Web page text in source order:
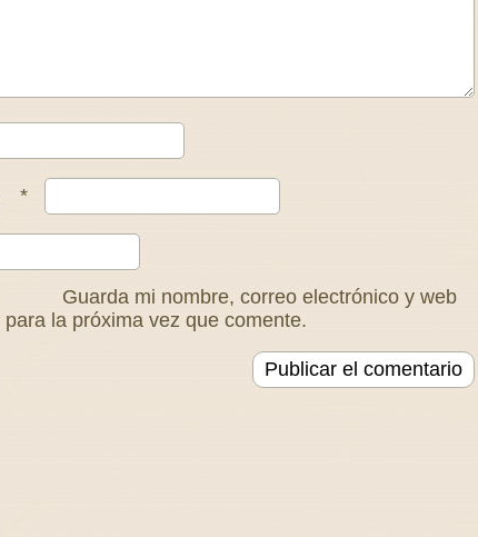
*
Guarda mi nombre, correo electrónico y web
la próxima vez que comente.